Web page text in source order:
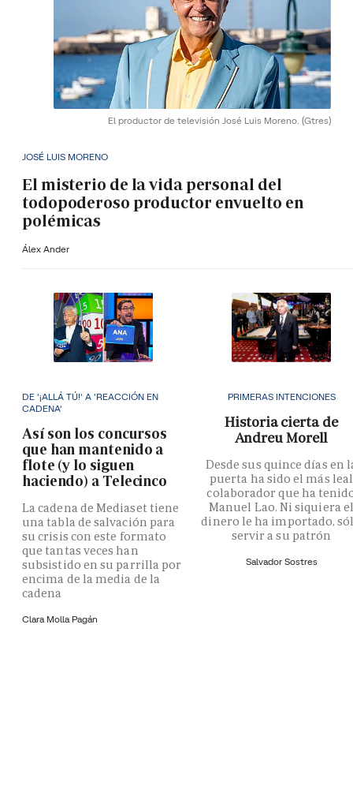
El productor de televisión José Luis Moreno. (Gtres)
JOSÉ LUIS MORENO
El misterio de la vida personal del
todopoderoso productor envuelto en
polémicas
Álex Ander
DE '¡ALLÁ TÚ!' A 'REACCIÓN EN
CADENA'
Así son los concursos
que han mantenido a
flote (y lo siguen
haciendo) a Telecinco
La cadena de Mediaset tiene
una tabla de salvación para
su crisis con este formato
que tantas veces han
subsistido en su parrilla por
encima de la media de la
cadena
Clara Molla Pagán
PRIMERAS INTENCIONES
Historia cierta de
Andreu Morell
Desde sus quince días en
puerta ha sido el más leal
colaborador que ha
Manuel Lao. Ni siquiera
dinero le ha importado,
servir a su patrón
Salvador Sostres